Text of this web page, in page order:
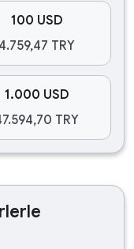
100 USD
4.759,47 TRY
1.000 USD
TRY